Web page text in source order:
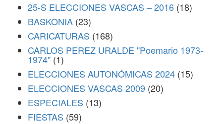
25-S ELECCIONES VASCAS – 2016 (18)
BASKONIA (23)
CARICATURAS (168)
CARLOS PEREZ URALDE "Poemario 1973-
1974" (1)
ELECCIONES AUTONÓMICAS 2024 (15)
ELECCIONES VASCAS 2009 (20)
ESPECIALES (13)
FIESTAS (59)